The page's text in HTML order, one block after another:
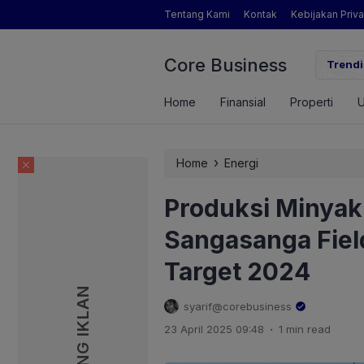
Tentang Kami Kontak Kebijakan
Core Business
Pertanian yang Dimaksud Mentan Amran?
Home Finansial Properti
Home › Energi
Produksi
Sangasanga
Target 2024
syarif@corebusiness
23 April 2025 09:48 . 1 min read